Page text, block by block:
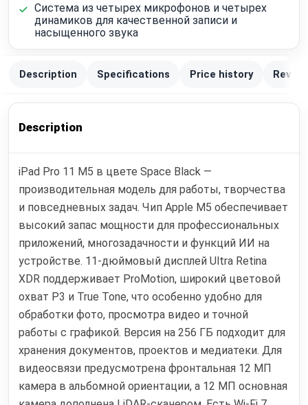
Система из четырех микрофонов и четырех
динамиков для качественной записи и
насыщенного звука
Description Specifications Price history
Description
iPad Pro 11 M5 в цвете Space Black —
производительная модель для работы, творчества
и повседневных задач. Чип Apple M5 обеспечивает
высокий запас мощности для профессиональных
приложений, многозадачности и функций ИИ на
устройстве. 11-дюймовый дисплей Ultra Retina
XDR поддерживает ProMotion, широкий цветовой
охват P3 и True Tone, что особенно удобно для
обработки фото, просмотра видео и точной
работы с графикой. Версия на 256 ГБ подходит для
хранения документов, проектов и медиатеки. Для
видеосвязи предусмотрена фронтальная 12 МП
камера в альбомной ориентации, а 12 МП основная